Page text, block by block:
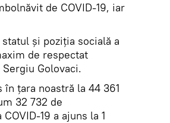
de COVID-19, iar
și poziția socială a
de respectat
Golovaci.
țara noastră la 44 361
32 732 de
19 a ajuns la 1